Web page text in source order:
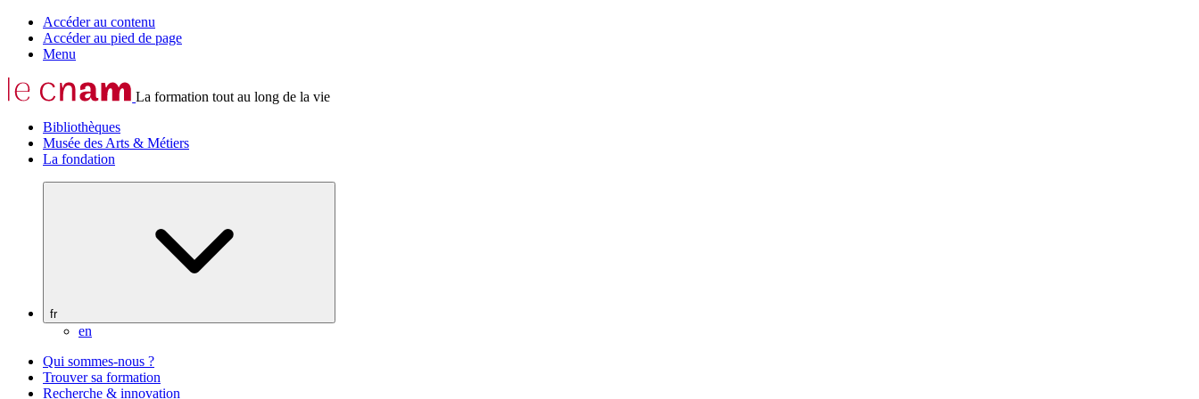
Accéder au contenu
Accéder au pied de page
Menu
La formation tout au long de la vie
Bibliothèques
Musée des Arts & Métiers
La fondation
fr
en
Qui sommes-nous ?
Trouver sa formation
Recherche & innovation